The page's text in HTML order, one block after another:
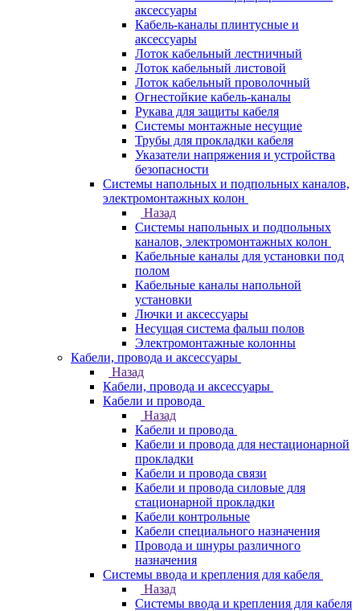
аксессуары
Кабель-каналы плинтусные и
аксессуары
Лоток кабельный лестничный
Лоток кабельный листовой
Лоток кабельный проволочный
Огнестойкие кабель-каналы
Рукава для защиты кабеля
Системы монтажные несущие
Трубы для прокладки кабеля
Указатели напряжения и устройства
безопасности
Системы напольных и подпольных каналов,
электромонтажных колон
Назад
Системы напольных и подпольных
каналов, электромонтажных колон
Кабельные каналы для установки под
полом
Кабельные каналы напольной
установки
Лючки и аксессуары
Несущая система фальш полов
Электромонтажные колонны
Кабели, провода и аксессуары
Назад
Кабели, провода и аксессуары
Кабели и провода
Назад
Кабели и провода
Кабели и провода для нестационарной
прокладки
Кабели и провода связи
Кабели и провода силовые для
стационарной прокладки
Кабели контрольные
Кабели специального назначения
Провода и шнуры различного
назначения
Системы ввода и крепления для кабеля
Назад
Системы ввода и крепления для кабеля